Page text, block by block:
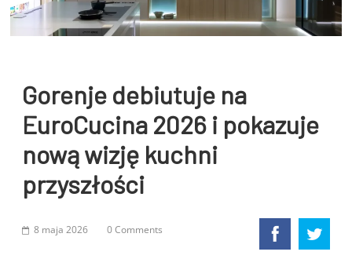
Gorenje debiutuje na
EuroCucina 2026 i pokazuje
nową wizję kuchni
przyszłości
8 maja 2026 0 Comments